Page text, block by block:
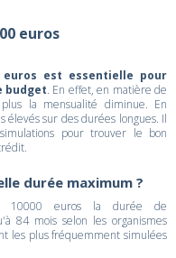
euros
est essentielle pour
budget. En effet, en matière de
la mensualité diminue. En
élevés sur des durées longues. Il
pour trouver le bon
durée maximum ?
10000 euros la durée de
84 mois selon les organismes
les plus fréquemment simulées